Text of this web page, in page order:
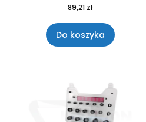
89,21 zł
Do koszyka